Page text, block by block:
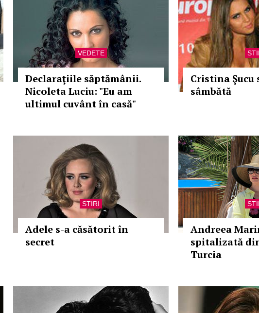
VEDETE
Declaraţiile săptămânii.
Nicoleta Luciu: "Eu am
ultimul cuvânt în casă"
Cristina Şucu
sâmbătă
STIRI
Adele s-a căsătorit în
secret
Andreea
spitalizată
Turcia